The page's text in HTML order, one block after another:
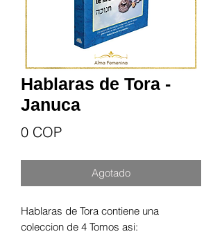
Hablaras de Tora -
Januca
0 COPPrecio
Agotado
Hablaras de Tora contiene una
coleccion de 4 Tomos asi: